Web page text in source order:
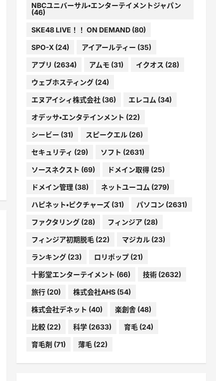
NBCユニバーサル・エンターテイメントジャパン
(46)
SKE48 LIVE！！ ON DEMAND(80)
SPO-X(24) アイアールティー (35)
アプリ (2634) アムモ (31) イクオス (28)
ウェブホスティング(24)
エヌアイシィ株式会社(36) エレコム (34)
オデッサ・エンタテインメント (22)
シービー (31) スピークエル(26)
セキュリティ (29) ソフト (2631)
ソースネクスト (69) ドメイン取得(25)
ドメイン管理(38) ネットユーコム (279)
ハピネット・ピクチャーズ(31) パソコン (2631)
ファクタリング(28) フィンジア(28)
フィンジア初期脱毛(22) マジカル(23)
ランキング(23) ロリポップ(21)
十影堂エンターテイメント (66) 技術(2632)
旅行(20) 株式会社AHS(54)
株式会社デネット (40) 楽創舎(48)
比較(22) 科学(2633) 育毛(24)
育毛剤 (71) 薄毛(22)